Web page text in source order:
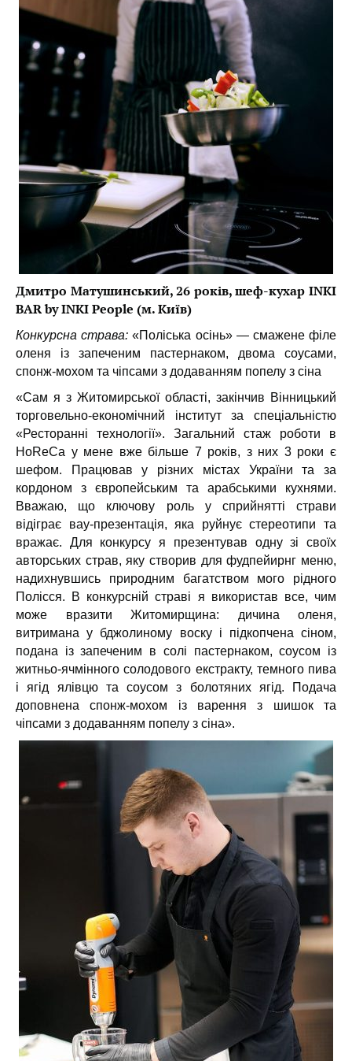
Дмитро Матушинський, 26 років, шеф-кухар INKI
BAR by INKI People (м. Київ)
Конкурсна страва: «Поліська осінь» — смажене філе
оленя із запеченим пастернаком, двома соусами,
спонж-мохом та чіпсами з додаванням попелу з сіна
«Сам я з Житомирської області, закінчив Вінницький
торговельно-економічний інститут за спеціальністю
«Ресторанні технології». Загальний стаж роботи в
HoReCa у мене вже більше 7 років, з них 3 роки є
шефом. Працював у різних містах України та за
кордоном з європейським та арабськими кухнями.
Вважаю, що ключову роль у сприйнятті страви
відіграє вау-презентація, яка руйнує стереотипи та
вражає. Для конкурсу я презентував одну зі своїх
авторських страв, яку створив для фудпейирнг меню,
надихнувшись природним багатством мого рідного
Полісся. В конкурсній страві я використав все, чим
може вразити Житомирщина: дичина оленя,
витримана у бджолиному воску і підкопчена сіном,
подана із запеченим в солі пастернаком, соусом із
житньо-ячмінного солодового екстракту, темного пива
і ягід ялівцю та соусом з болотяних ягід. Подача
доповнена спонж-мохом із варення з шишок та
чіпсами з додаванням попелу з сіна».